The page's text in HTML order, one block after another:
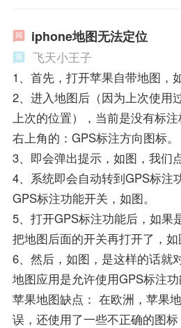
iphone地图无法定位
飞天小王子
1、首先，打开苹果自带地图，
2、进入地图后（因为上次使用
上次的位置），当前是没有标
右上角的：GPS标注方向图标。
3、即会弹出提示，如图，我们
4、系统即会自动转到GPS标注
GPS标注功能开关，如图。
5、打开GPS标注功能后，如果
把地图后面的开关再打开了，如
6、然后，如图，是这样的话就
地图应用是允许使用GPS标注
苹果地图缺点： 在欧洲，苹果
误，还使用了一些不正确的图